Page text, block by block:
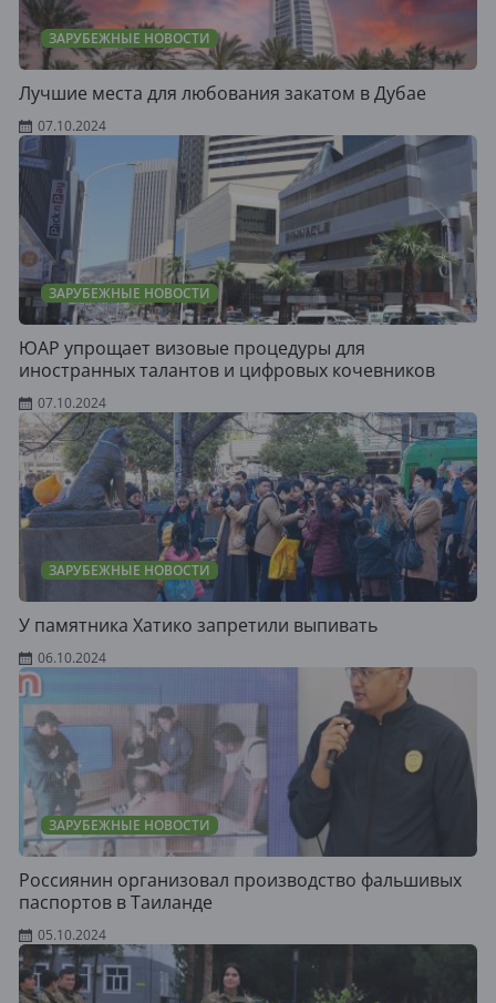
ЗАРУБЕЖНЫЕ НОВОСТИ
Лучшие места для любования закатом в Дубае
07.10.2024
ЗАРУБЕЖНЫЕ НОВОСТИ
ЮАР упрощает визовые процедуры для
иностранных талантов и цифровых кочевников
07.10.2024
ЗАРУБЕЖНЫЕ НОВОСТИ
У памятника Хатико запретили выпивать
06.10.2024
ЗАРУБЕЖНЫЕ НОВОСТИ
Россиянин организовал производство фальшивых
паспортов в Таиланде
05.10.2024